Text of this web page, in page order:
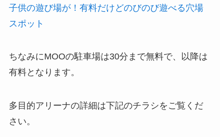
子供の遊び場が！有料だけどのびのび遊べる穴場
スポット
ちなみにMOOの駐車場は30分まで無料で、以降は
有料となります。
多目的アリーナの詳細は下記のチラシをご覧くだ
さい。